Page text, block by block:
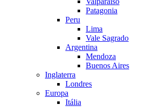
Patagonia
Peru
Lima
Vale Sagrado
Argentina
Mendoza
Buenos Aires
Inglaterra
Londres
Europa
Itália